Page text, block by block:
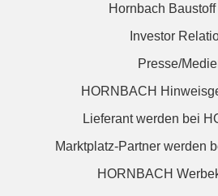
Hornbach
Investor
Presse/
HORNBACH
Lieferant werden bei
Marktplatz-Partner werden
HORNBACH